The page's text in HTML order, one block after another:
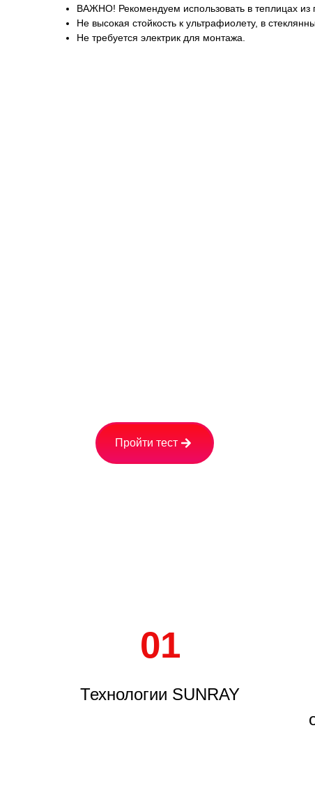
ВАЖНО! Рекомендуем использовать в теплицах из
Не высокая стойкость к ультрафиолету, в
Не требуется электрик для монтажа.
Пройти тест
01
Технологии SUNRAY